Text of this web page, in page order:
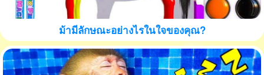
ม้ามีลักษณะอย่างไรในใจของคุณ?